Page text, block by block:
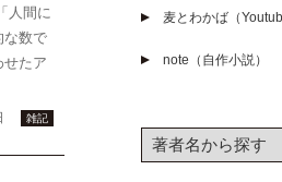
人間に
な数で
せたア
雑記
麦とわかば（
note（自作小説）